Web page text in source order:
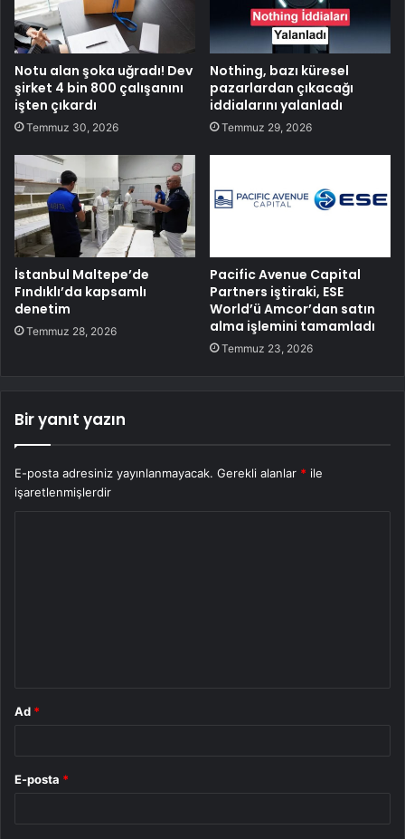
Notu alan şoka uğradı! Dev
şirket 4 bin 800 çalışanını
işten çıkardı
Temmuz 30, 2026
Nothing, bazı küresel
pazarlardan çıkacağı
iddialarını yalanladı
Temmuz 29, 2026
İstanbul Maltepe’de
Fındıklı’da kapsamlı
denetim
Temmuz 28, 2026
Pacific Avenue Capital
Partners iştiraki, ESE
World’ü Amcor’dan satın
alma işlemini tamamladı
Temmuz 23, 2026
Bir yanıt yazın
E-posta adresiniz yayınlanmayacak. Gerekli alanlar * ile
işaretlenmişlerdir
Ad *
E-posta *